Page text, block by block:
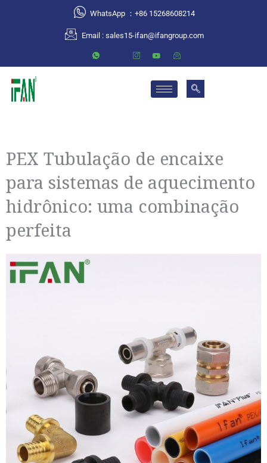
WhatsApp ：+86 15268608214
Email : sales15-ifan@ifangroup.com
PEX Tubulação de encaixe
para sistemas de aquecimento
hidrônico: uma combinação
perfeita